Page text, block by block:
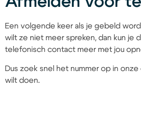
Een volgende keer als je gebeld
wilt ze niet meer spreken, dan kun
telefonisch contact meer met jou
Dus zoek snel het nummer op in
wilt doen.